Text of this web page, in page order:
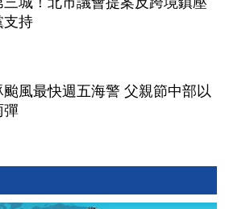
支持
颱風最快週五海警 父親節中部以
彈